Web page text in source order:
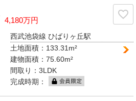
4,180万円
西武池袋線 ひばりヶ丘駅
土地面積：133.31m²
建物面積：75.60m²
間取り：3LDK
完成時期：